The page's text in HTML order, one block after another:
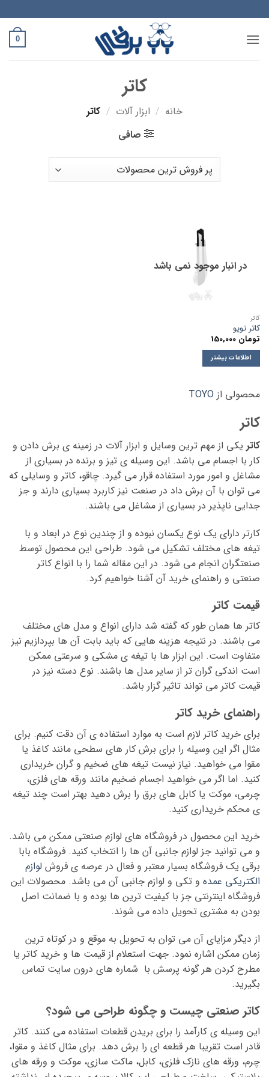
to
content
0
کاتر
خانه / ابزار آلات / کاتر
صافی
در انبار موجود نمی باشد
کاتر
کاتر تویو
تومان
اطلاعات بیشتر
محصولی از TOYO
کاتر
کاتر یکی از مهم ترین وسایل و ابزار آلات در زمینه ی برش دادن و
کار با اجسام می باشد. این وسیله ی تیز و برنده در بسیاری از
مشاغل و امور مورد استفاده قرار می گیرد. چاقو، کاتر و وسایلی که
می توان با آن برش داد در صنعت نیز کاربرد بسیاری دارند و جز
جدایی ناپذیر در بسیاری از مشاغل می باشند.
کارتر دارای یک نوع یکسان نبوده و از چندین نوع در ابعاد و با
تیغه های مختلف تشکیل می شود. طراحی این محصول توسط
صنعتگران انجام می شود. در این مقاله شما را با انواع کاتر
صنعتی و راهنمای خرید آن آشنا خواهیم کرد.
قیمت کاتر
کاتر ها همان طور که گفته شد دارای انواع و مدل های مختلف
می باشند. در نتیجه هزینه هایی که باید بابت آن ها بپردازیم نیز
متفاوت است. این ابزار ها با تیغه ی مشکی و سرعتی ممکن
است اندکی گران تر از سایر مدل ها باشند. نوع دسته نیز در
قیمت کاتر می تواند تاثیر گزار باشد.
راهنمای خرید کاتر
برای خرید کاتر لازم است به موارد استفاده ی آن دقت کنیم. برای
مثال اگر این وسیله را برای برش کار های سطحی مانند کاغذ یا
مقوا می خواهید. نیاز نیست تیغه های ضخیم و گران خریداری
کنید. اما اگر می خواهید اجسام ضخیم مانند ورقه های فلزی،
چرمی، موکت یا کابل های برق را برش دهید بهتر است چند تیغه
ی محکم خریداری کنید.
خرید این محصول در فروشگاه های لوازم صنعتی ممکن می باشد.
و می توانید جز لوازم جانبی آن ها را انتخاب کنید. فروشگاه بابا
برقی یک فروشگاه بسیار معتبر و فعال در عرصه ی فروش لوازم
الکتریکی عمده و تکی و لوازم جانبی آن می باشد. محصولات این
فروشگاه اینترنتی جز با کیفیت ترین ها بوده و با ضمانت اصل
بودن به مشتری تحویل داده می شوند.
از دیگر مزایای آن می توان به تحویل به موقع و در کوتاه ترین
زمان ممکن اشاره نمود. جهت استعلام از قیمت ها و خرید کاتر یا
مطرح کردن هر گونه پرسش با شماره های درون سایت تماس
بگیرید.
کاتر صنعتی چیست و چگونه طراحی می شود؟
این وسیله ی کارآمد را برای بریدن قطعات استفاده می کنند. کاتر
قادر است تقریبا هر قطعه ای را برش دهد. برای مثال کاغذ و مقوا،
چرم، ورقه های نازک فلزی، کابل، ماکت سازی، موکت و ورقه های